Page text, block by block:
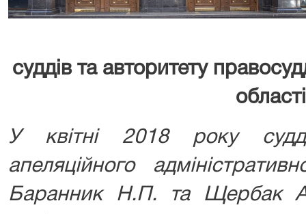
суддів та авторитету
області
У квітні 2018 року судді
апеляційного
Баранник Н.П. та Щербак